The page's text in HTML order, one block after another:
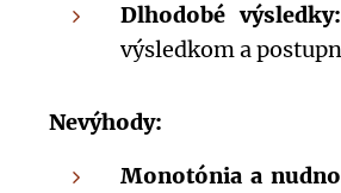
Dlhodobé výsledky:
výsledkom a
Nevýhody:
Monotónia a